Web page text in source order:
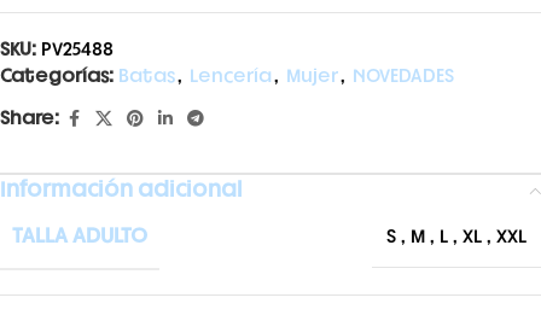
SKU: PV25488
Categorías: Batas, Lencería, Mujer, NOVEDADES
Share:
Información adicional
TALLA ADULTO
S , M , L , XL , XXL